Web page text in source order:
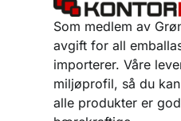
Som medlem av
avgift for all
importerer. Våre
miljøprofil, så du
alle produkter er